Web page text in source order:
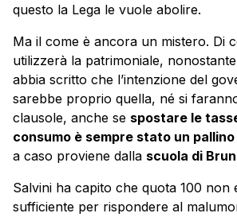
questo la Lega le vuole abolire.
Ma il come è ancora un mistero. Di
utilizzerà la patrimoniale,
abbia scritto che l’intenzione del
sarebbe proprio quella, né si
clausole, anche se spostare le
consumo è sempre stato un
a caso proviene dalla scuola di
Salvini ha capito che quota 100 non
sufficiente per rispondere al